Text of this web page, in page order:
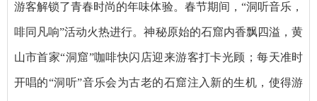
游客解锁了青春时尚的年味体验。春节期间，“洞听音乐，
啡同凡响”活动火热进行。神秘原始的石窟内香飘四溢，黄
山市首家“洞窟”咖啡快闪店迎来游客打卡光顾；每天准时
开唱的“洞听”音乐会为古老的石窟注入新的生机，使得游